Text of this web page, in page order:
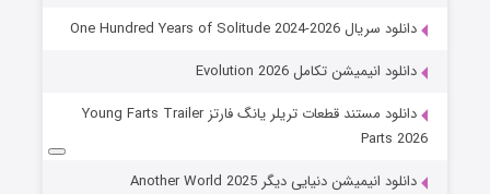
دانلود سریال One Hundred Years of Solitude 2024-2026
دانلود انیمیشن تکامل Evolution 2026
دانلود مستند قطعات تریلر یانگ فارتز Young Farts Trailer
Parts 2026
دانلود انیمیشن دنیایی دیگر Another World 2025